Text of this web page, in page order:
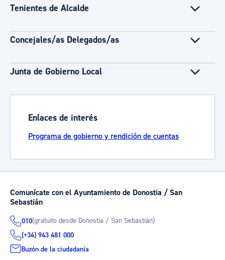
Tenientes de Alcalde
Concejales/as Delegados/as
Junta de Gobierno Local
Enlaces de interés
Programa de gobierno y rendición de cuentas
Comunícate con el Ayuntamiento de Donostia / San
Sebastián
010(gratuito desde Donostia / San Sebastián)
(+34) 943 481 000
Buzón de la ciudadanía